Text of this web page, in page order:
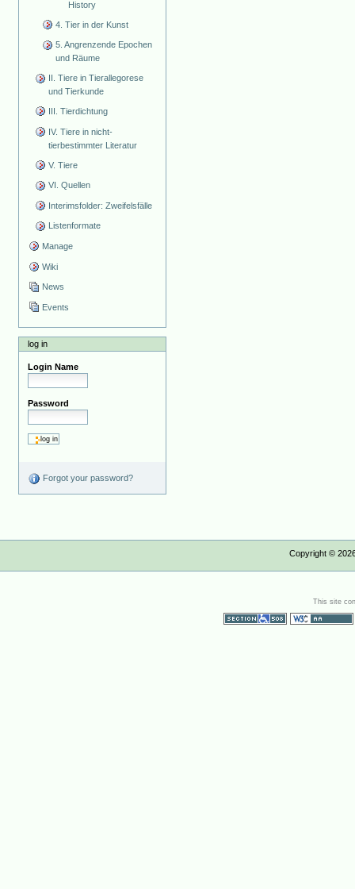
History
4. Tier in der Kunst
5. Angrenzende Epochen
und Räume
II. Tiere in Tierallegorese
und Tierkunde
III. Tierdichtung
IV. Tiere in nicht-
tierbestimmter Literatur
V. Tiere
VI. Quellen
Interimsfolder: Zweifelsfälle
Listenformate
Manage
Wiki
News
Events
log in
Login Name
Password
Forgot your password?
Copyright ©
This site